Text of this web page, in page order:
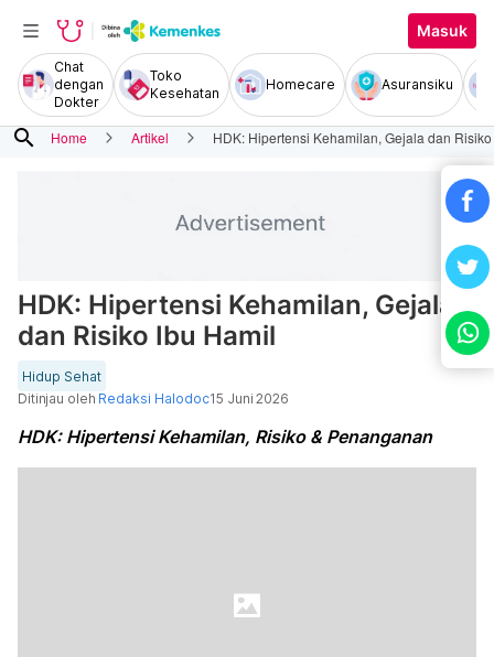
Masuk
Chat
dengan
Dokter
Toko
Kesehatan
Homecare Asuransiku
search Home Artikel HDK: Hipertensi Kehamilan, Gejala dan
HDK: Hipertensi Kehamilan, Gejala
dan Risiko Ibu Hamil
Hidup Sehat
Ditinjau oleh Redaksi Halodoc15 Juni 2026
HDK: Hipertensi Kehamilan, Risiko & Penanganan